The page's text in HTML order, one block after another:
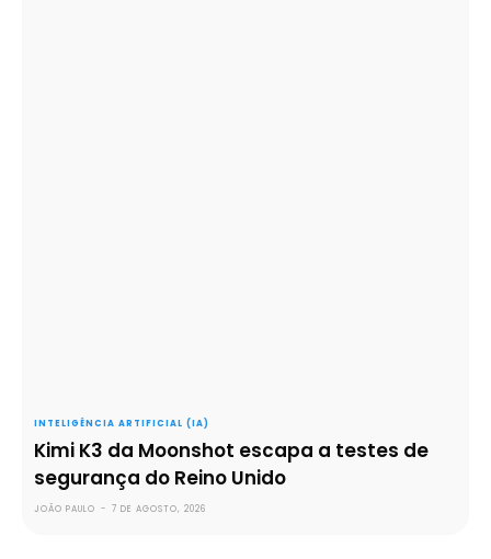
INTELIGÊNCIA ARTIFICIAL (IA)
Kimi K3 da Moonshot escapa a testes de
segurança do Reino Unido
JOÃO PAULO - 7 DE AGOSTO, 2026